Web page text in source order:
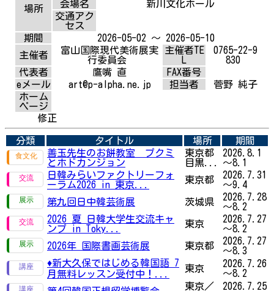
場所
会場名
新川文化ホール
交通アク
セス
期間
2026-05-02 ～ 2026-05-10
主催者
富山国際現代美術展実
行委員会
主催者TE
0765-22-9
830
代表者
鷹嘴 直
FAX番号
eメール
art@p-alpha.ne.jp 担当者
菅野 純子
ホーム
ページ
修正
分類 タイトル 場所
期間
善玉先生のお餅教室 プクミ
とホドカンジョン
東京都
目黒...
2026.8.1
～8.1
日韓みらいファクトリーフォ
ーラム2026 in 東京...
東京都
2026.7.31
～9.4
第九回日中韓芸術展
茨城県
2026.7.28
～8.2
2026 夏 日韓大学生交流キャ
ンプ in Toky...
東京
2026.7.27
～8.2
2026年 国際書画芸術展
東京都
2026.7.27
～8.3
♦新大久保ではじめる韓国語 7
月無料レッスン受付中！...
東京
2026.7.26
～8.2
東京／
2026.7.25